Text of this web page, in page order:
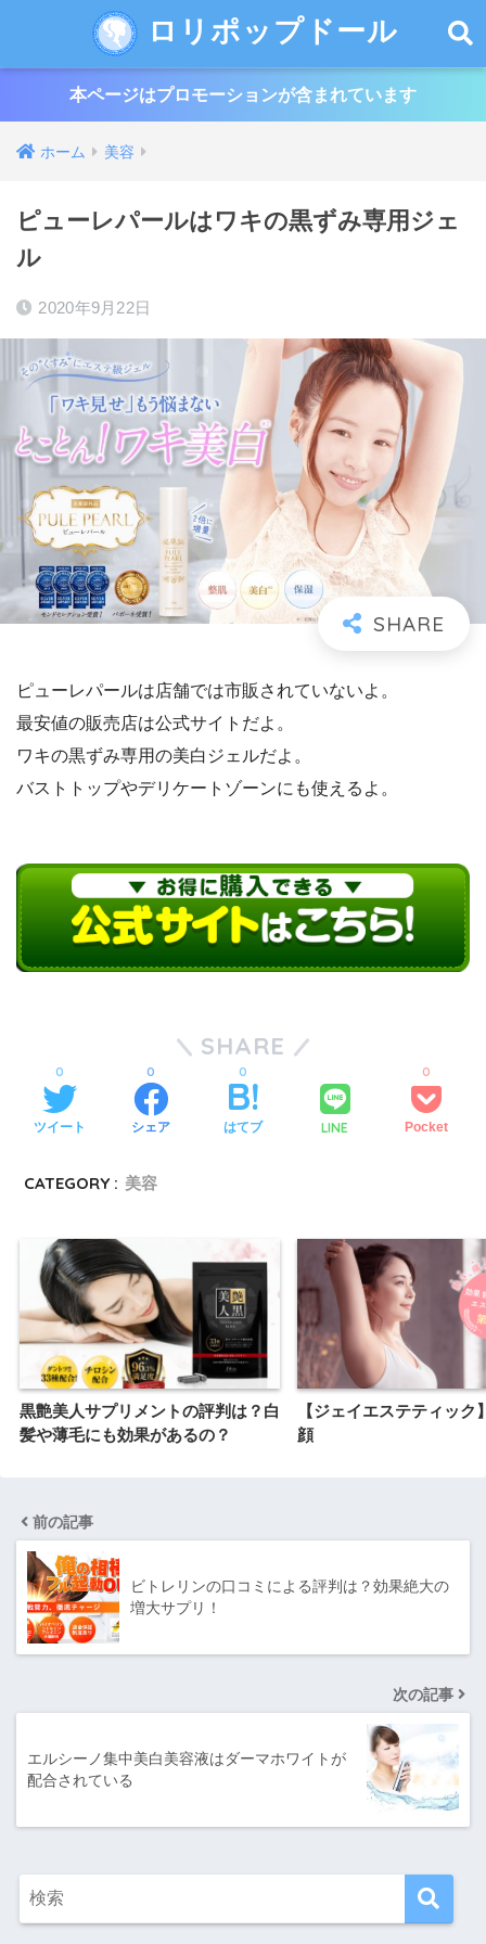
ロリポップドール
本ページはプロモーションが含まれています
ホーム 美容
ピューレパールはワキの黒ずみ専用ジェ
ル
2020年9月22日
ピューレパールは店舗では市販されていないよ。
最安値の販売店は公式サイトだよ。
ワキの黒ずみ専用の美白ジェルだよ。
バストトップやデリケートゾーンにも使えるよ。
SHARE
ツイート
0
シェア
0
はてブ
0
LINE Pocket
0
CATEGORY : 美容
黒艶美人サプリメントの評判は？白
髪や薄毛にも効果があるの？
【ジェイエステティック
顔
前の記事
ビトレリンの口コミによる評判は？効果絶大の
増大サプリ！
次の記事
エルシーノ集中美白美容液はダーマホワイトが
配合されている